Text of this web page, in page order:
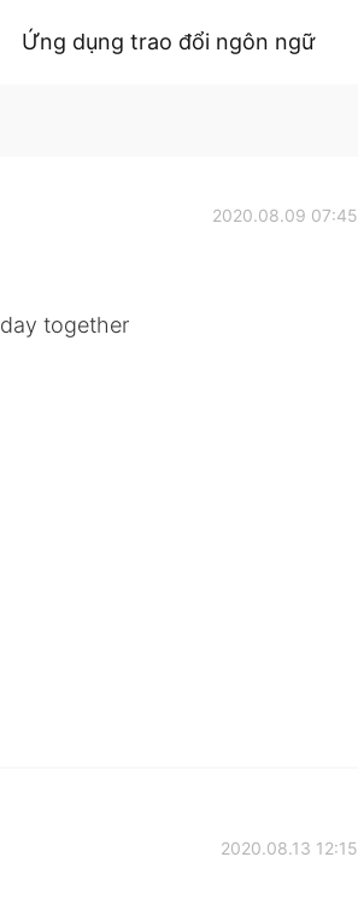
Ứng dụng trao đổi ngôn ngữ
2020.08.09 07:45
together
2020.08.13 12:15